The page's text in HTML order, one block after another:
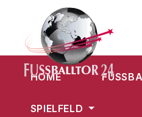
Hauptinhalt springen
Zur Suche springen
Zur Hauptnavigation
HOME
SPIELFELD